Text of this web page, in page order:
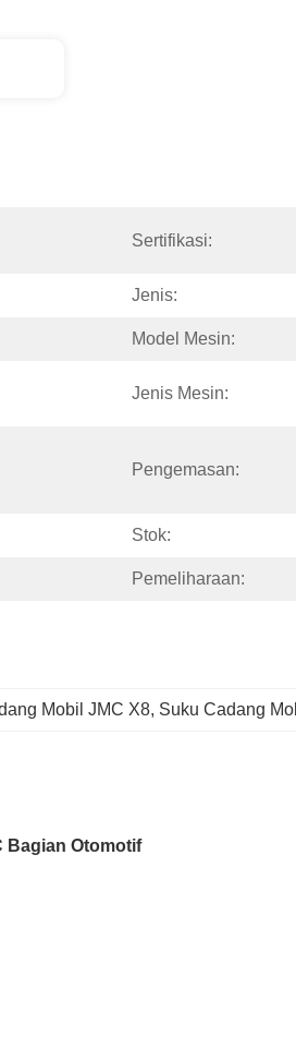
Sertifikasi:
Jenis:
Model Mesin:
Jenis Mesin:
Pengemasan:
Stok:
Pemeliharaan:
Mobil JMC X8, Suku Cadang
Bagian Otomotif